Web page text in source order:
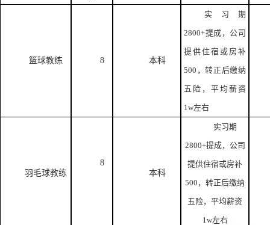
篮球教练 8 本科
实习期
2800+提成，公司
提供住宿或房补
500，转正后缴纳
五险，平均薪资
1w左右
羽毛球教练
8
本科
实习期
2800+提成，公司
提供住宿或房补
500，转正后缴纳
五险，平均薪资
1w左右